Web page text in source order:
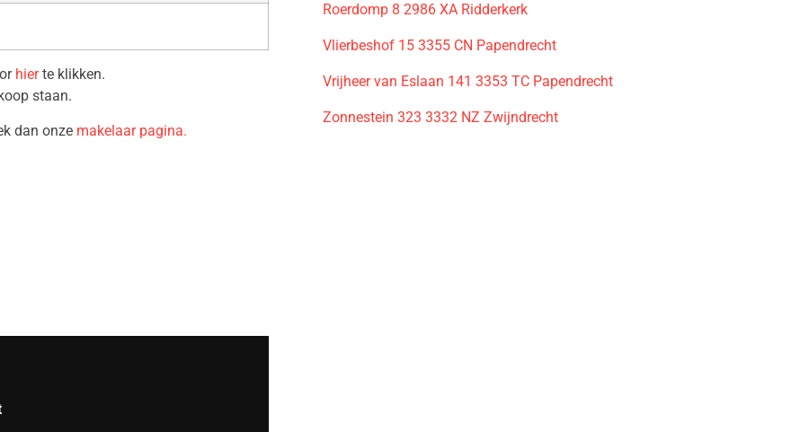
hierte klikken.
staan.
dan onze makelaar pagina.
Roerdomp 8 2986 XA Ridderkerk
Vlierbeshof 15 3355 CN Papendrecht
Vrijheer van Eslaan 141 3353 TC Papendrecht
Zonnestein 323 3332 NZ Zwijndrecht